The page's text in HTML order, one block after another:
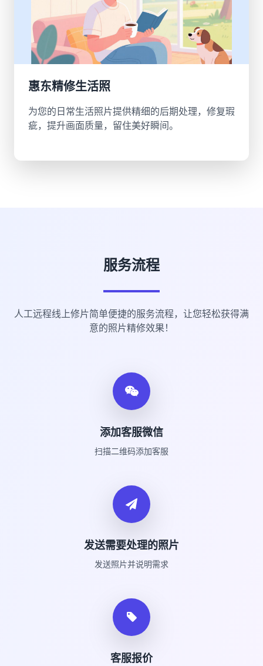
惠东精修生活照
为您的日常生活照片提供精细的后期处理，修复瑕
疵，提升画面质量，留住美好瞬间。
服务流程
人工远程线上修片简单便捷的服务流程，让您轻松获得满
意的照片精修效果！
添加客服微信
扫描二维码添加客服
发送需要处理的照片
发送照片并说明需求
客服报价